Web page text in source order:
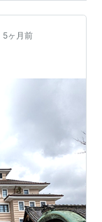
5ヶ月前